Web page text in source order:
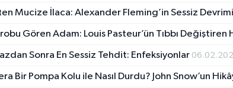
Mucize İlaca: Alexander Fleming’in Sessiz Devrimi
Gören Adam: Louis Pasteur’ün Tıbbı Değiştiren
Sonra En Sessiz Tehdit: Enfeksiyonlar
Bir Pompa Kolu ile Nasıl Durdu? John Snow’un